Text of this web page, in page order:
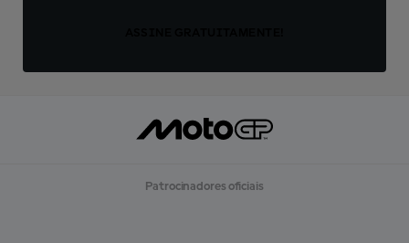
Patrocinadores oficiais